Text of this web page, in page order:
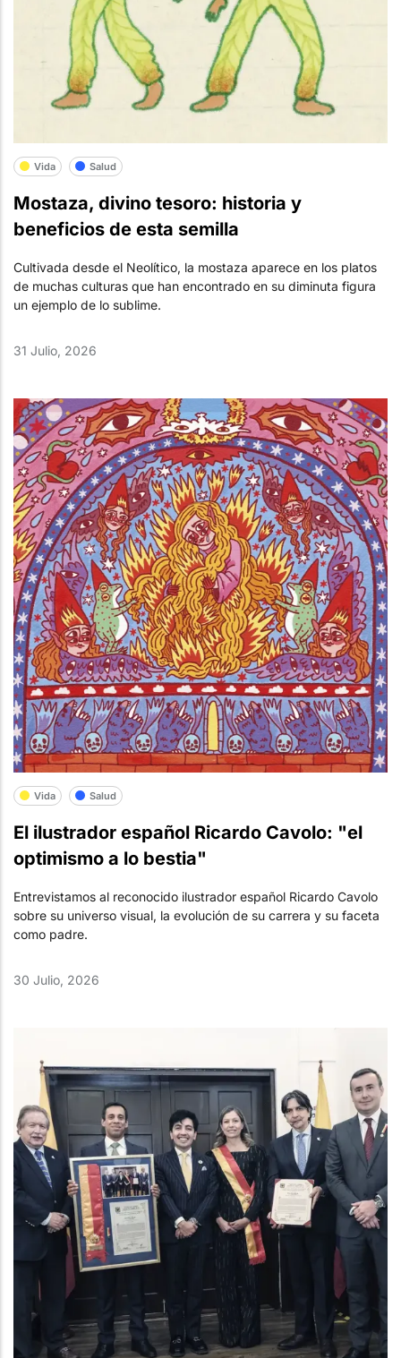
Vida Salud
Mostaza, divino tesoro: historia y
beneficios de esta semilla
Cultivada desde el Neolítico, la mostaza aparece en los platos
de muchas culturas que han encontrado en su diminuta figura
un ejemplo de lo sublime.
31 Julio, 2026
Vida Salud
El ilustrador español Ricardo Cavolo: "el
optimismo a lo bestia"
Entrevistamos al reconocido ilustrador español Ricardo Cavolo
sobre su universo visual, la evolución de su carrera y su faceta
como padre.
30 Julio, 2026